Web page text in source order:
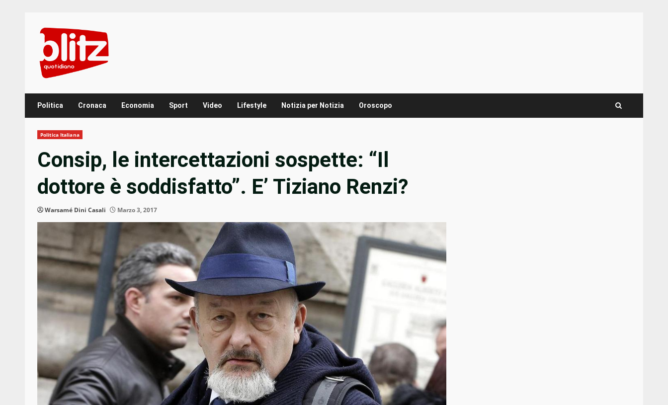
content
Politica Cronaca Economia Sport Video Lifestyle Notizia per Notizia Oroscopo
Politica Italiana
Consip, le intercettazioni sospette: “Il
dottore è soddisfatto”. E’ Tiziano Renzi?
Warsamé Dini Casali Marzo 3, 2017